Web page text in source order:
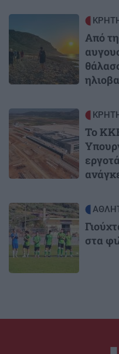
Από
Image
Το
Image
στα